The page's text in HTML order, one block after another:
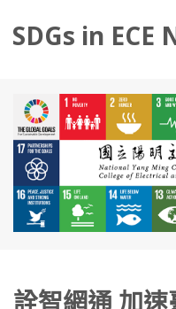
SDGs in ECE
詮智網通 加